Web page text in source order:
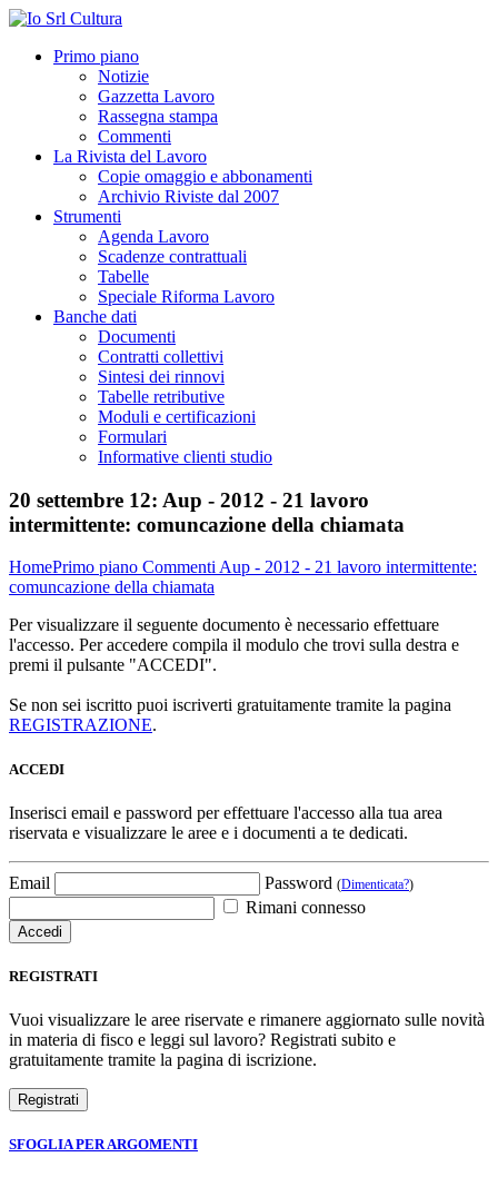
Primo piano
Notizie
Gazzetta Lavoro
Rassegna stampa
Commenti
La Rivista del Lavoro
Copie omaggio e abbonamenti
Archivio Riviste dal 2007
Strumenti
Agenda Lavoro
Scadenze contrattuali
Tabelle
Speciale Riforma Lavoro
Banche dati
Documenti
Contratti collettivi
Sintesi dei rinnovi
Tabelle retributive
Moduli e certificazioni
Formulari
Informative clienti studio
20 settembre 12: Aup - 2012 - 21 lavoro
intermittente: comuncazione della chiamata
HomePrimo piano CommentiAup - 2012 - 21 lavoro intermittente:
comuncazione della chiamata
Per visualizzare il seguente documento è necessario effettuare
l'accesso. Per accedere compila il modulo che trovi sulla destra e
premi il pulsante "ACCEDI".
Se non sei iscritto puoi iscriverti gratuitamente tramite la pagina
REGISTRAZIONE.
ACCEDI
Inserisci email e password per effettuare l'accesso alla tua area
riservata e visualizzare le aree e i documenti a te dedicati.
Email Password (Dimenticata?)
Rimani connesso
REGISTRATI
Vuoi visualizzare le aree riservate e rimanere aggiornato sulle novità
in materia di fisco e leggi sul lavoro? Registrati subito e
gratuitamente tramite la pagina di iscrizione.
SFOGLIA PER ARGOMENTI